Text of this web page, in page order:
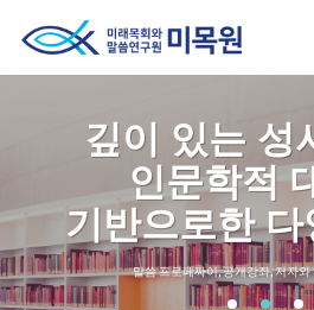
깊이 있는 성
인문학적
기반으로한
말씀 프로페짜이, 공개강좌, 저자